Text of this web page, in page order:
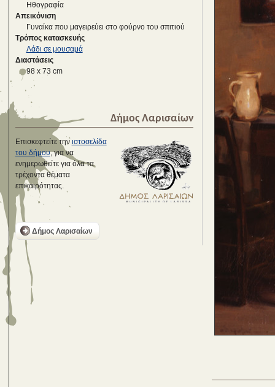
Ηθογραφία
Απεικόνιση
Γυναίκα που μαγειρεύει στο φούρνο του σπιτιού
Τρόπος κατασκευής
Λάδι σε μουσαμά
Διαστάσεις
98 x 73 cm
Δήμος Λαρισαίων
Επισκεφτείτε την ιστοσελίδα
του δήμου, για να
ενημερωθείτε για όλα τα
τρέχοντα θέματα
επικαιρότητας.
Δήμος Λαρισαίων